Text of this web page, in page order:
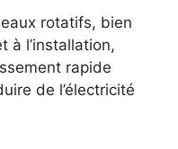
rotatifs, bien
à l’installation,
rapide
de l’électricité